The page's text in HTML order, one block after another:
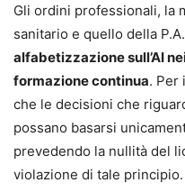
richieste efficaci,
risposta e usare
Riduci rischi ed
bias, finestra di
mitigazione (con
Costruisci un
“solo ChatGPT” a
redazione, ricerca,
Gli ordini professionali, la
sanitario e quello della
alfabetizzazione sull’AI
formazione continua. Per
che le decisioni che
possano basarsi
prevedendo la nullità del
violazione di tale principio.